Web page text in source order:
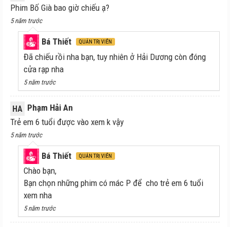
Phim Bố Già bao giờ chiếu ạ?
5 năm trước
Bá Thiết QUẢN TRỊ VIÊN
Đã chiếu rồi nha bạn, tuy nhiên ở Hải Dương còn đóng
cửa rạp nha
5 năm trước
HA Phạm Hải An
Trẻ em 6 tuổi được vào xem k vậy
5 năm trước
Bá Thiết QUẢN TRỊ VIÊN
Chào bạn,
Bạn chọn những phim có mác P để cho trẻ em 6 tuổi
xem nha
5 năm trước